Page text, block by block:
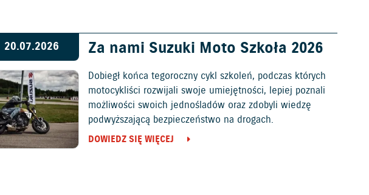
20.07.2026 Za nami Suzuki Moto Szkoła 2026
Dobiegł końca tegoroczny cykl szkoleń, podczas których
motocykliści rozwijali swoje umiejętności, lepiej poznali
możliwości swoich jednośladów oraz zdobyli wiedzę
podwyższającą bezpieczeństwo na drogach.
DOWIEDZ SIĘ WIĘCEJ